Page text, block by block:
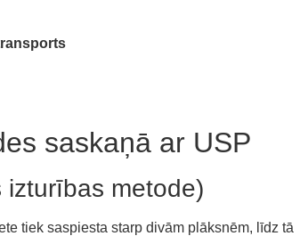
saskaņā ar USP
metode)
tiek saspiesta starp divām plāksnēm, līdz tā